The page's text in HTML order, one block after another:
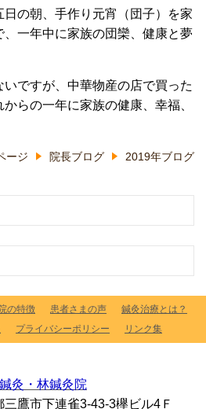
日の朝、手作り元宵（団子）を家
一年中に家族の団欒、健康と夢
ですが、中華物産の店で買った
らの一年に家族の健康、幸福、
ージ 院長ブログ 2019年ブログ
の特徴 患者さまの声
鍼灸治療とは？
プライバシーポリシー リンク集
灸・林鍼灸院
鷹市下連雀3-43-3欅ビル4Ｆ